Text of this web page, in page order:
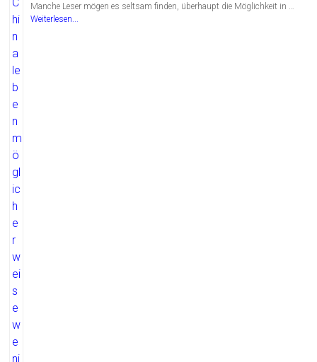
Manche Leser mögen es seltsam finden, überhaupt die Möglichkeit in …
Weiterlesen...